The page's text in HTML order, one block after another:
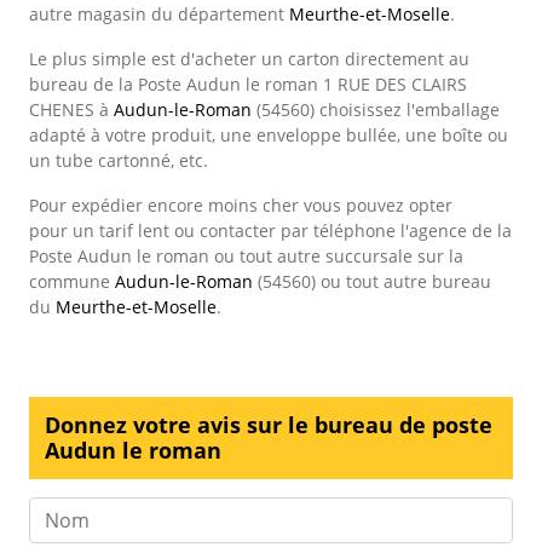
autre magasin du département Meurthe-et-Moselle.
Le plus simple est d'acheter un carton directement au
bureau de la Poste Audun le roman 1 RUE DES CLAIRS
CHENES à Audun-le-Roman (54560) choisissez l'emballage
adapté à votre produit, une enveloppe bullée, une boîte ou
un tube cartonné, etc.
Pour expédier encore moins cher vous pouvez opter
pour un tarif lent ou contacter par téléphone l'agence de la
Poste Audun le roman ou tout autre succursale sur la
commune Audun-le-Roman (54560) ou tout autre bureau
du Meurthe-et-Moselle.
Donnez votre avis sur le bureau de poste
Audun le roman